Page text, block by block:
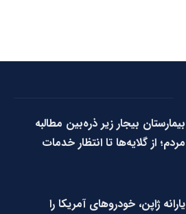
بیمارستان بیجار زیر ذره‌بین مطالبه
مردم؛ از گلایه‌ها تا انتظار خدمات
یارانه ژاپن، خودروهای آمریکا را